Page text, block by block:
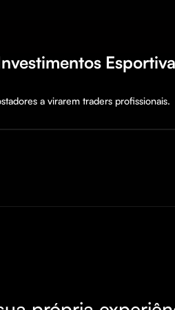
a virarem traders profissionais.